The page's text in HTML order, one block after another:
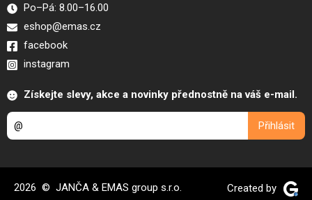
Po–Pá: 8.00–16.00
eshop@emas.cz
facebook
instagram
Získejte slevy, akce a novinky přednostně na váš e-mail.
2026 © JANČA & EMAS group s.r.o. Created by